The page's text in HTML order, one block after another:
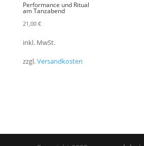
Performance und Ritual
am Tanzabend
21,00 €
inkl. MwSt.
zzgl.Versandkosten